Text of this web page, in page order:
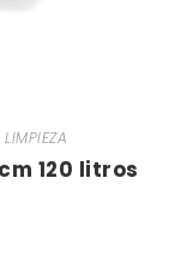
120 litros